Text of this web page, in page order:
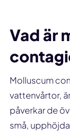
Vad är
Molluscum
vattenvårtor,
påverkar de
små,